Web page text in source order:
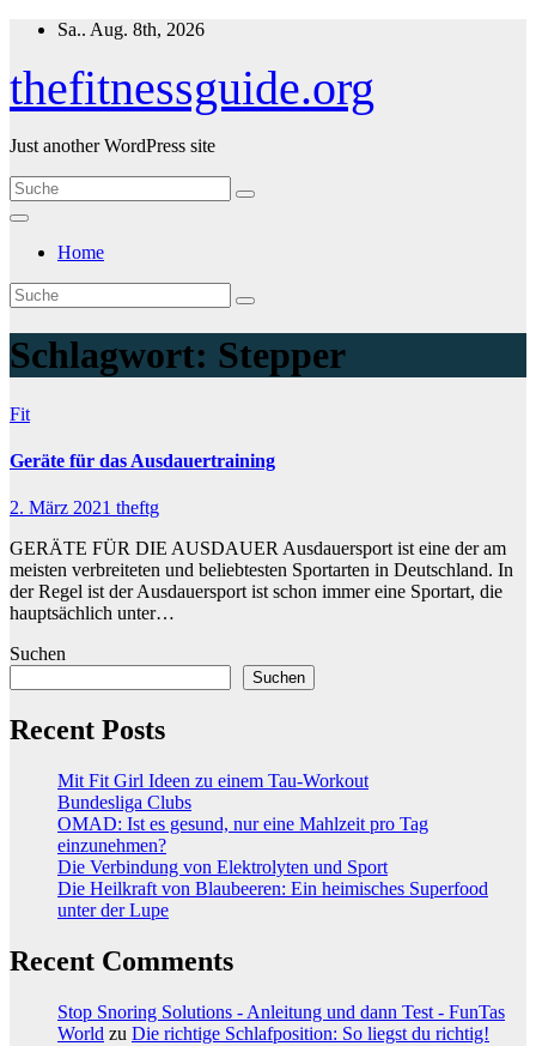
Zum
springen
Sa.. Aug. 8th, 2026
thefitnessguide.org
Just another WordPress site
Home
Schlagwort: Stepper
Fit
Geräte für das Ausdauertraining
2. März 2021 theftg
GERÄTE FÜR DIE AUSDAUER Ausdauersport ist eine der am
meisten verbreiteten und beliebtesten Sportarten in Deutschland. In
der Regel ist der Ausdauersport ist schon immer eine Sportart, die
hauptsächlich unter…
Suchen
Suchen
Recent Posts
Mit Fit Girl Ideen zu einem Tau-Workout
Bundesliga Clubs
OMAD: Ist es gesund, nur eine Mahlzeit pro Tag
einzunehmen?
Die Verbindung von Elektrolyten und Sport
Die Heilkraft von Blaubeeren: Ein heimisches Superfood
unter der Lupe
Recent Comments
Stop Snoring Solutions - Anleitung und dann Test - FunTas
World zu Die richtige Schlafposition: So liegst du richtig!